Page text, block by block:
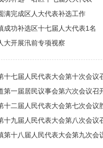
满完成区人大代表补选工作
成功补选区十七届人大代表1名
大开展汛前专项视察
十七届人民代表大会第十次会议
第一届居民议事会第六次会议召
十二届人民代表大会第七次会议
十九届人民代表大会第八次会议
第十八届人民代表大会第九次会